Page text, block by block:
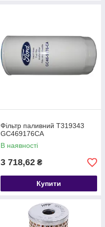
Фільтр паливний T319343
GC469176CA
В наявності
3 718,62 ₴
Купити